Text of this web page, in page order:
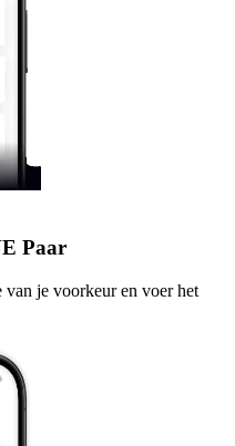
Paar
van je voorkeur en voer het